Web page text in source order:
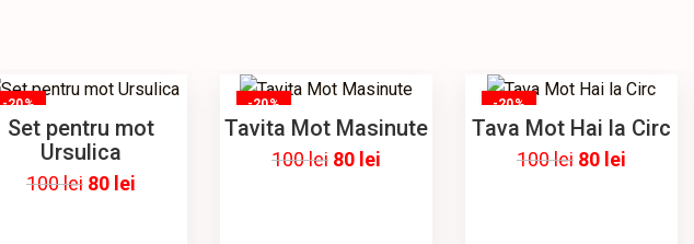
-20%
Set pentru mot
Ursulica
100lei 80 lei
-20%
Tavita Mot Masinute
100lei 80 lei
-20%
Tava Mot Hai la Circ
100lei 80 lei